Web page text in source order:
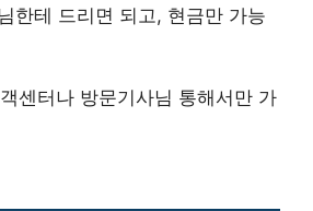
한테 드리면 되고, 현금만 가능
센터나 방문기사님 통해서만 가